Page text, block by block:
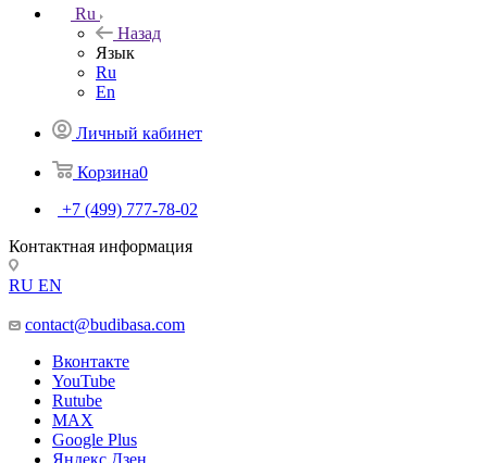
Ru
Назад
Язык
Ru
En
Личный кабинет
Корзина0
+7 (499) 777-78-02
Контактная информация
RU EN
contact@budibasa.com
Вконтакте
YouTube
Rutube
MAX
Google Plus